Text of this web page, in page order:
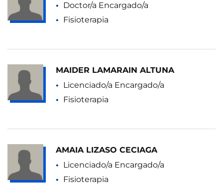
Doctor/a Encargado/a
Fisioterapia
MAIDER LAMARAIN ALTUNA
Licenciado/a Encargado/a
Fisioterapia
AMAIA LIZASO CECIAGA
Licenciado/a Encargado/a
Fisioterapia